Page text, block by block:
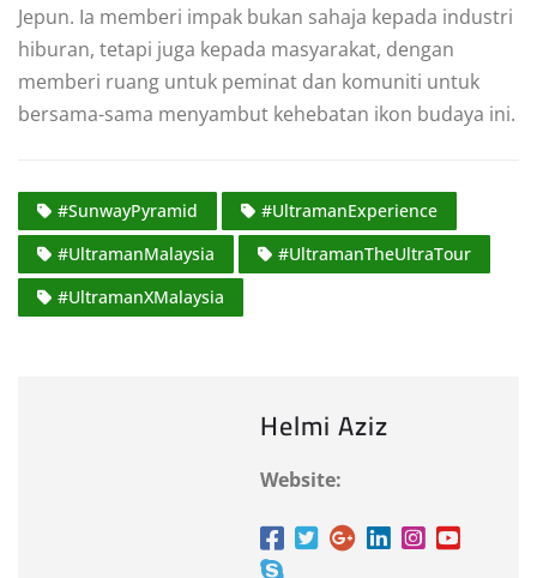
Jepun. Ia memberi impak bukan sahaja kepada industri
hiburan, tetapi juga kepada masyarakat, dengan
memberi ruang untuk peminat dan komuniti untuk
bersama-sama menyambut kehebatan ikon budaya ini.
#SunwayPyramid
#UltramanExperience
#UltramanMalaysia
#UltramanTheUltraTour
#UltramanXMalaysia
Helmi Aziz
Website: